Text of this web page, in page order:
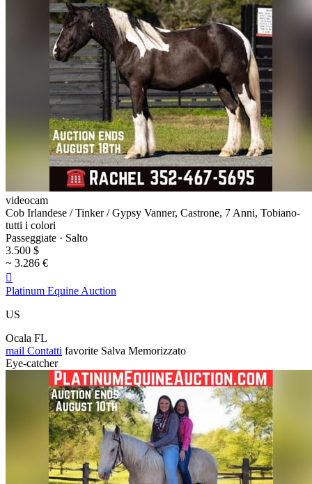
videocam
Cob Irlandese / Tinker / Gypsy Vanner, Castrone, 7 Anni, Tobiano-
tutti i colori
Passeggiate · Salto
3.500 $
~ 3.286 €

Platinum Equine Auction
US
Ocala FL
mail Contatti favorite Salva Memorizzato
Eye-catcher